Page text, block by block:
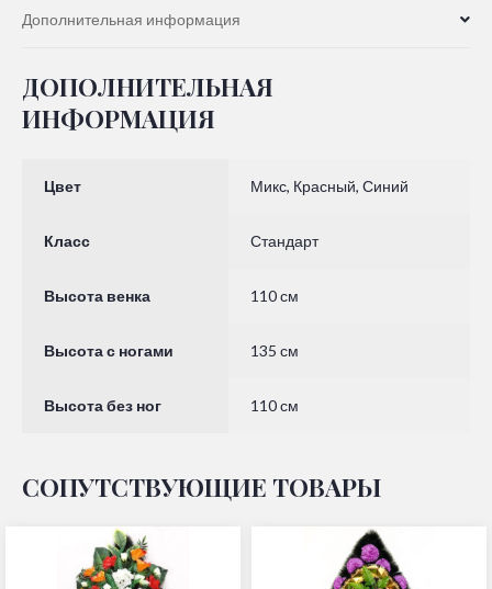
Дополнительная информация
ДОПОЛНИТЕЛЬНАЯ
ИНФОРМАЦИЯ
Цвет Микс, Красный, Синий
Класс Стандарт
Высота венка 110 см
Высота с ногами 135 см
Высота без ног 110 см
СОПУТСТВУЮЩИЕ ТОВАРЫ